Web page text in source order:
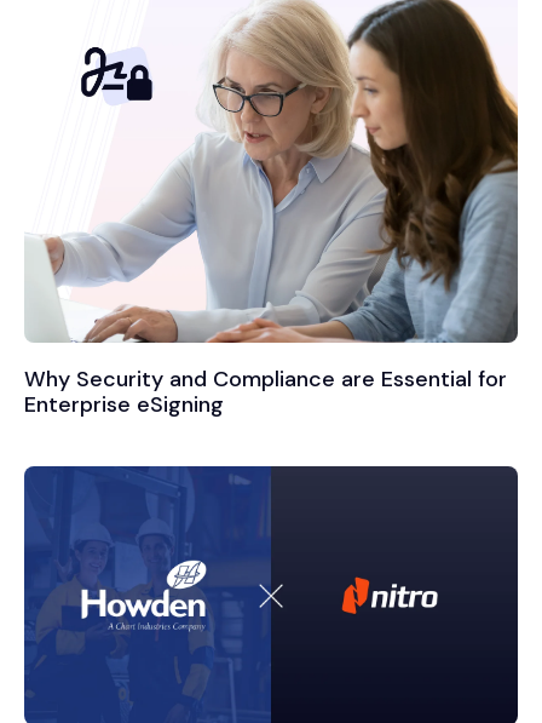
Why Security and Compliance are Essential for
Enterprise eSigning